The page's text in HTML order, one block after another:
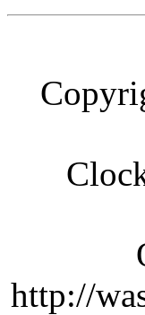
http://